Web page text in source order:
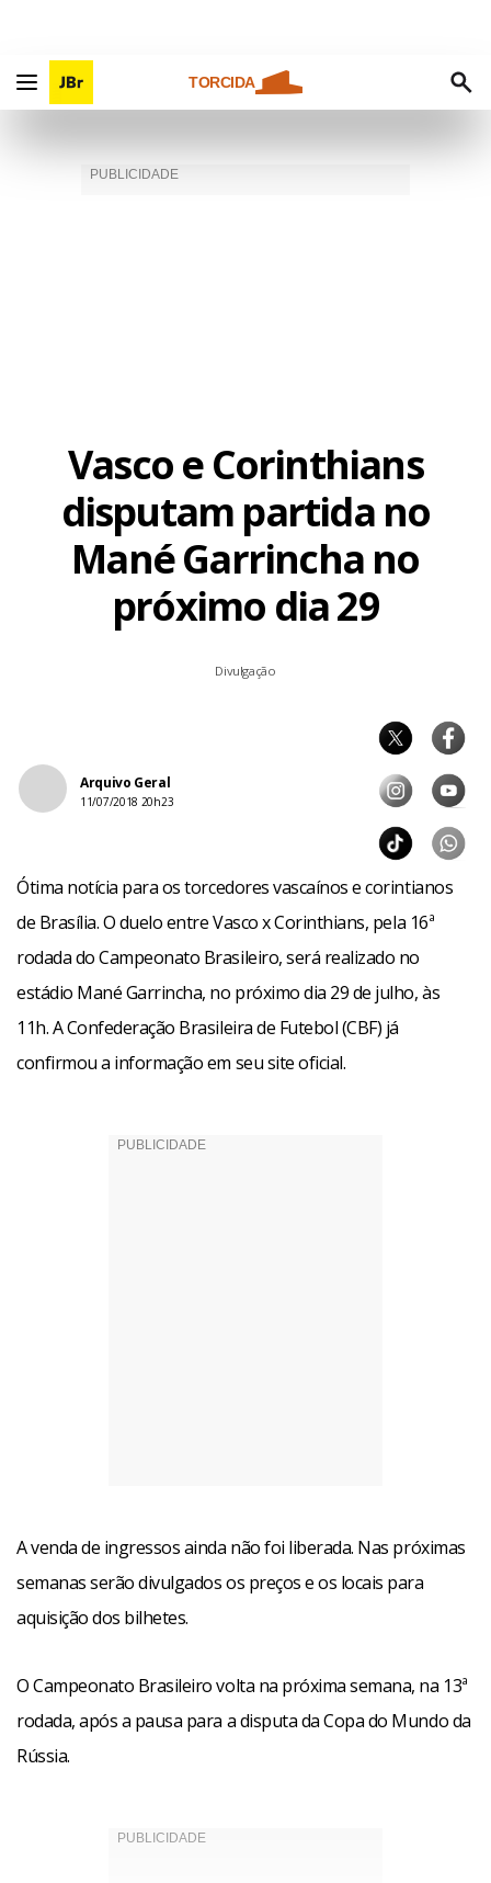
TORCIDA
Vasco e Corinthians
disputam partida no
Mané Garrincha no
próximo dia 29
Divulgação
Arquivo Geral
11/07/2018 20h23
Ótima notícia para os torcedores vascaínos e corintianos
de Brasília. O duelo entre Vasco x Corinthians, pela 16ª
rodada do Campeonato Brasileiro, será realizado no
estádio Mané Garrincha, no próximo dia 29 de julho, às
11h. A Confederação Brasileira de Futebol (CBF) já
confirmou a informação em seu site oficial.
A venda de ingressos ainda não foi liberada. Nas próximas
semanas serão divulgados os preços e os locais para
aquisição dos bilhetes.
O Campeonato Brasileiro volta na próxima semana, na 13ª
rodada, após a pausa para a disputa da Copa do Mundo da
Rússia.